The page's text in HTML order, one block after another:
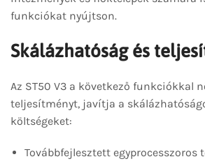
funkciókat nyújtson.
Skálázhatóság és
Az ST50 V3 a következő funkciókkal
teljesítményt, javítja a
költségeket:
Továbbfejlesztett egyprocesszoros